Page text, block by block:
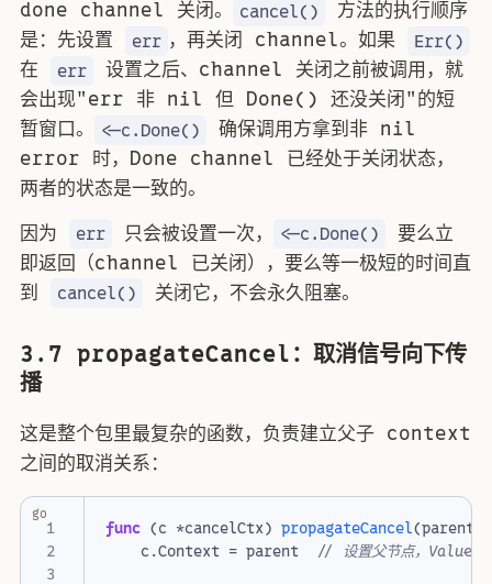
done channel 关闭。 cancel()
方法的执行顺序
是：先设置
err ，再关闭 channel。如果 Err()
在 err
设置之后、channel 关闭之前被调用，就
会出现"err 非 nil 但 Done() 还没关闭"的短
暂窗口。
<-c.Done()
确保调用方拿到非 nil
error 时，Done channel 已经处于关闭状态，
两者的状态是一致的。
因为
err 只会被设置一次， <-c.Done()
要么立
即返回（channel 已关闭），要么等一极短的时间直
到
cancel() 关闭它，不会永久阻塞。
3.7 propagateCancel：取消信号向下传
播
这是整个包里最复杂的函数，负责建立父子 context
之间的取消关系：
1
2
func (c *cancelCtx) propagateCancel(parent
c.Context = parent
// 设置父节点，Value()
go